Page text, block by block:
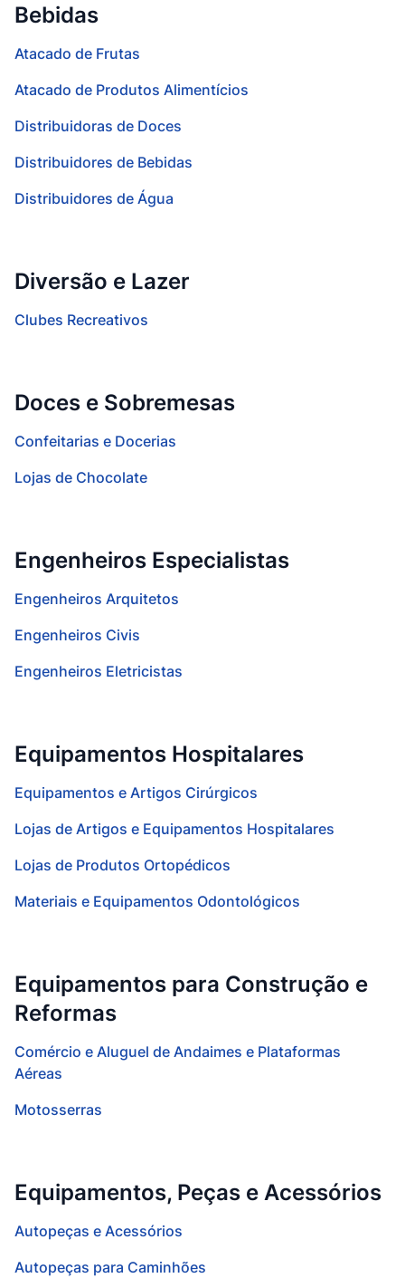
Bebidas
Atacado de Frutas
Atacado de Produtos Alimentícios
Distribuidoras de Doces
Distribuidores de Bebidas
Distribuidores de Água
Diversão e Lazer
Clubes Recreativos
Doces e Sobremesas
Confeitarias e Docerias
Lojas de Chocolate
Engenheiros Especialistas
Engenheiros Arquitetos
Engenheiros Civis
Engenheiros Eletricistas
Equipamentos Hospitalares
Equipamentos e Artigos Cirúrgicos
Lojas de Artigos e Equipamentos Hospitalares
Lojas de Produtos Ortopédicos
Materiais e Equipamentos Odontológicos
Equipamentos para Construção e
Reformas
Comércio e Aluguel de Andaimes e Plataformas
Aéreas
Motosserras
Equipamentos, Peças e Acessórios
Autopeças e Acessórios
Autopeças para Caminhões